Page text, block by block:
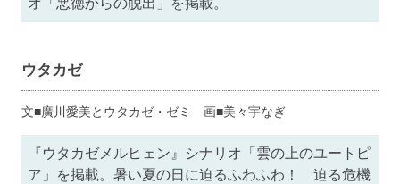
ウタカゼ
文■廣川愛美とウタカゼ・ゼミ 画■美々宇なぎ
『ウタカゼメルヒェン』シナリオ「雲の上のユートピ
ア」を掲載。暑い夏の日に迫るふわふわ！ 迫る危機